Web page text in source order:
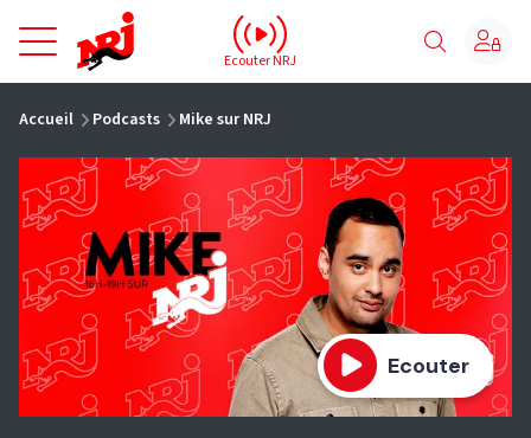
NRJ - Accueil
Ecouter NRJ
Accueil Podcasts Mike sur NRJ
Ecouter